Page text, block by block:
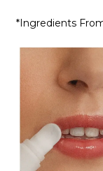
*Ingredients